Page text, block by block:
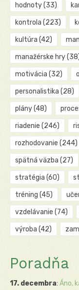
hodnoty(33)
kontrola (223)
kultúra (42)
manažérske hry
motivácia (32)
personalistika (28)
plány(48)
riadenie (246)
rozhodovanie (244)
spätná väzba (27)
stratégia (60)
tréning (45)
vzdelávanie (74)
výroba (42)
Poradňa
17. decembra: Áno,